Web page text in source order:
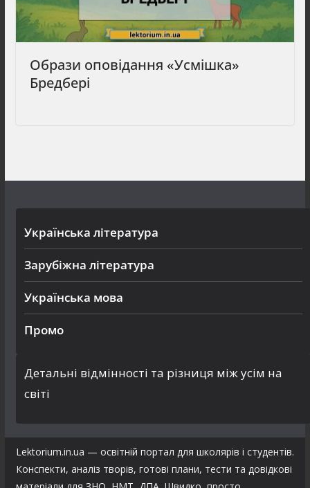
Образи оповідання «Усмішка»
Бредбері
Українська література
Зарубіжна література
Українська мова
Промо
Детальні відмінності та різниця між усім на
світі
Lektorium.in.ua — освітній портал для школярів і студентів.
Конспекти, аналіз творів, готові плани, тести та довідкові